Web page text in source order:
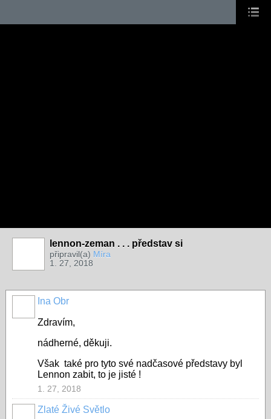
lennon-zeman . . . představ si
připravil(a) Míra
1. 27, 2018
Ina Obr
Zdravím,
nádherné, děkuji.
Však také pro tyto své nadčasové představy byl
Lennon zabit, to je jisté !
1. 27, 2018
Zlaté Živé Světlo